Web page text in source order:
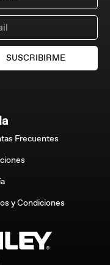
SUSCRIBIRME
Frecuentes
y Condiciones